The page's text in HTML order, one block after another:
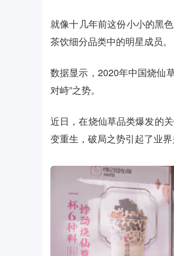
就像十几年前这份小小的黑
茶饮细分品类中的明星成员。
数据显示，2020年中国烧仙
对峙”之势。
近日，在烧仙草品类爆发的
变重生，破局之势引起了业界